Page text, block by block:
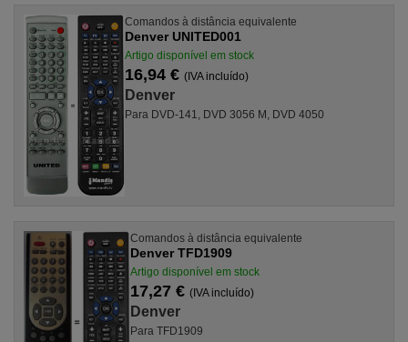
Comandos à distância equivalente
Denver UNITED001
Artigo disponível em stock
16,94 € (IVA incluído)
Denver
Para DVD-141, DVD 3056 M, DVD 4050
Comandos à distância equivalente
Denver TFD1909
Artigo disponível em stock
17,27 € (IVA incluído)
Denver
Para TFD1909